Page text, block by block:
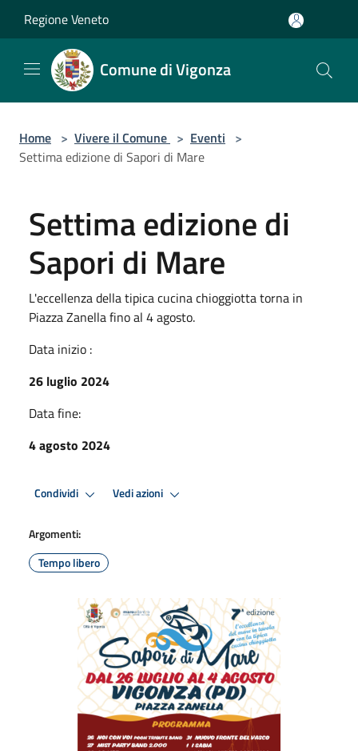
Regione Veneto
Comune di Vigonza
Home > Vivere il Comune > Eventi >
Settima edizione di Sapori di Mare
Settima edizione di
Sapori di Mare
L'eccellenza della tipica cucina chioggiotta torna in
Piazza Zanella fino al 4 agosto.
Data inizio :
26 luglio 2024
Data fine:
4 agosto 2024
Condividi Vedi azioni
Argomenti:
Tempo libero